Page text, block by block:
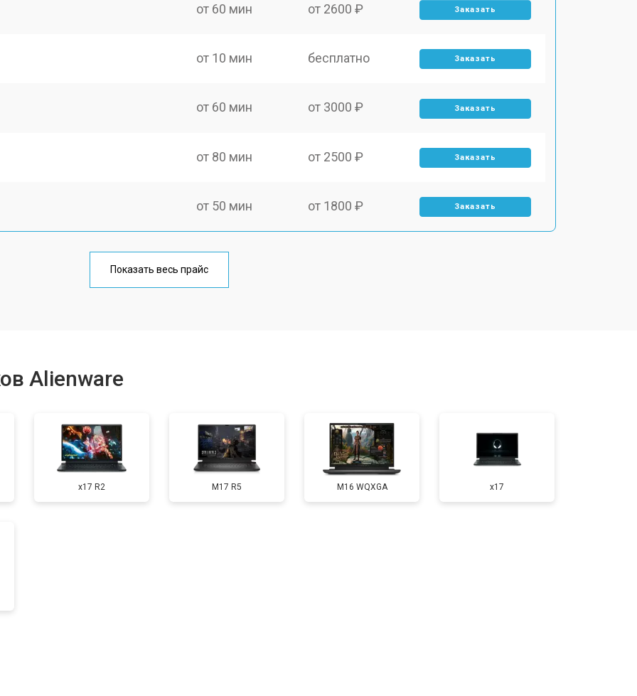
от 60 мин от 2600 ₽ Заказать
от 10 мин бесплатно Заказать
от 60 мин от 3000 ₽ Заказать
от 80 мин от 2500 ₽ Заказать
от 50 мин от 1800 ₽ Заказать
от 100 мин
от 80 мин от 2300 ₽ Заказать
от 110 мин от 3800 ₽ Заказать
Показать весь прайс
Alienware
x17 R2 M17 R5 M16 WQXGA x17